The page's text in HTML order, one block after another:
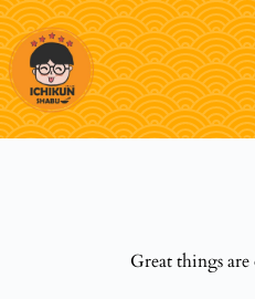
Skip
to
content
Great things